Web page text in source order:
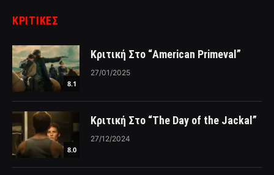
ΚΡΙΤΙΚΈΣ
8.1
Κριτική Στο “American Primeval”
27/01/2025
8.0
Κριτική Στο “The Day of the Jackal”
27/12/2024